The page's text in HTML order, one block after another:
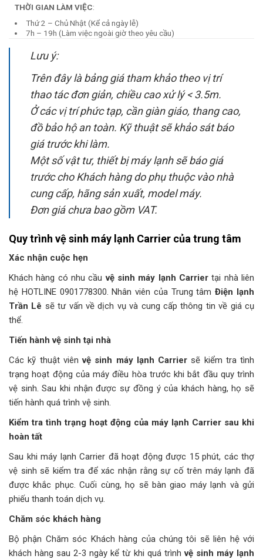
THỜI GIAN LÀM VIỆC:
Thứ 2 – Chủ Nhật (Kể cả ngày lễ)
7h – 19h (Làm việc ngoài giờ theo yêu cầu)
Lưu ý:
Trên đây là bảng giá tham khảo theo vị trí
thao tác đơn giản, chiều cao xử lý < 3.5m.
Ở các vị trí phức tạp, cần giàn giáo, thang cao,
đồ bảo hộ an toàn. Kỹ thuật sẽ khảo sát báo
giá trước khi làm.
Một số vật tư, thiết bị máy lạnh sẽ báo giá
trước cho Khách hàng do phụ thuộc vào nhà
cung cấp, hãng sản xuất, model máy.
Đơn giá chưa bao gồm VAT.
Quy trình vệ sinh máy lạnh Carrier của trung tâm
Xác nhận cuộc hẹn
Khách hàng có nhu cầuvệ sinh máy lạnh Carrier tại nhà liên
hệ HOTLINE 0901778300. Nhân viên của Trung tâmĐiện lạnh
Trần Lê sẽ tư vấn về dịch vụ và cung cấp thông tin về giá cụ
thể.
Tiến hành vệ sinh tại nhà
Các kỹ thuật viênvệ sinh máy lạnh Carrier sẽ kiểm tra tình
trạng hoạt động của máy điều hòa trước khi bắt đầu quy trình
vệ sinh. Sau khi nhận được sự đồng ý của khách hàng, họ sẽ
tiến hành quá trình vệ sinh.
Kiểm tra tình trạng hoạt động của máy lạnh Carrier sau khi
hoàn tất
Sau khi máy lạnh Carrier đã hoạt động được 15 phút, các thợ
vệ sinh sẽ kiểm tra để xác nhận rằng sự cố trên máy lạnh đã
được khắc phục. Cuối cùng, họ sẽ bàn giao máy lạnh và gửi
phiếu thanh toán dịch vụ.
Chăm sóc khách hàng
Bộ phận Chăm sóc Khách hàng của chúng tôi sẽ liên hệ với
khách hàng sau 2-3 ngày kể từ khi quá trìnhvệ sinh máy lạnh